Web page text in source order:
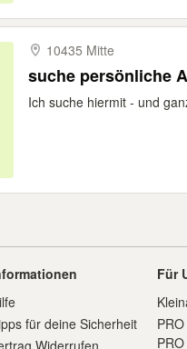
10435 Mitte
suche persönliche
Ich suche hiermit - und
für deine Sicherheit
Widerrufen
Für